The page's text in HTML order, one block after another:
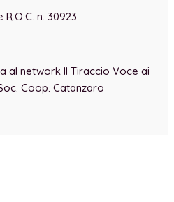
R.O.C. n. 30923
al network Il Tiraccio Voce ai
Coop. Catanzaro